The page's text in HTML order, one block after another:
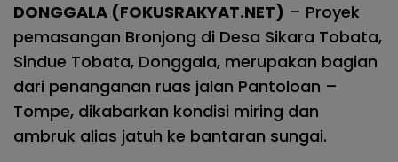
DONGGALA (FOKUSRAKYAT.NET) – Proyek
pemasangan Bronjong di Desa Sikara Tobata,
Sindue Tobata, Donggala, merupakan bagian
dari penanganan ruas jalan Pantoloan –
Tompe, dikabarkan kondisi miring dan
ambruk alias jatuh ke bantaran sungai.